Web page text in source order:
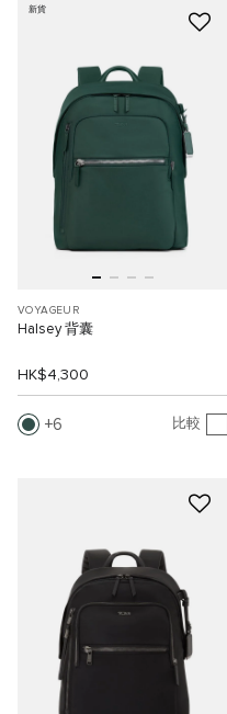
新貨
VOYAGEUR
Halsey 背囊
HK$4,300
6 比較